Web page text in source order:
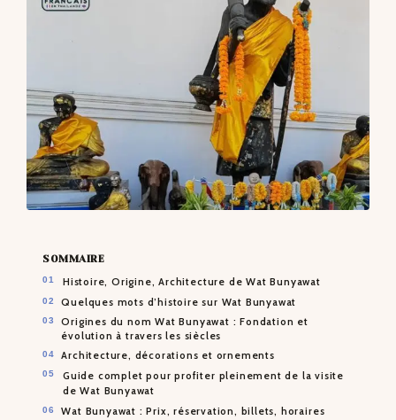
SOMMAIRE
Histoire, Origine, Architecture de Wat Bunyawat
Quelques mots d’histoire sur Wat Bunyawat
Origines du nom Wat Bunyawat : Fondation et
évolution à travers les siècles
Architecture, décorations et ornements
Guide complet pour profiter pleinement de la visite
de Wat Bunyawat
Wat Bunyawat : Prix, réservation, billets, horaires